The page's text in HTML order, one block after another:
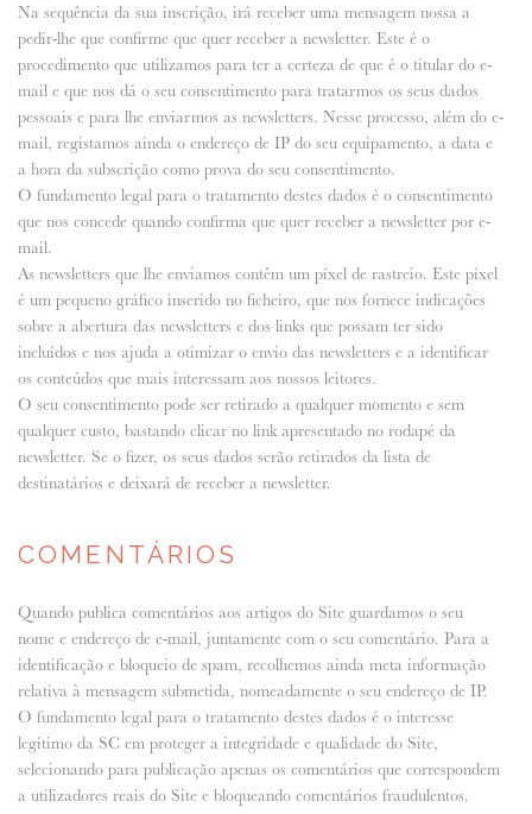
Na sequência da sua inscrição, irá receber uma mensagem nossa a
pedir-lhe que confirme que quer receber a newsletter. Este é o
procedimento que utilizamos para ter a certeza de que é o titular do e-
mail e que nos dá o seu consentimento para tratarmos os seus dados
pessoais e para lhe enviarmos as newsletters. Nesse processo, além do e-
mail, registamos ainda o endereço de IP do seu equipamento, a data e
a hora da subscrição como prova do seu consentimento.
O fundamento legal para o tratamento destes dados é o consentimento
que nos concede quando confirma que quer receber a newsletter por e-
mail.
As newsletters que lhe enviamos contêm um píxel de rastreio. Este píxel
é um pequeno gráfico inserido no ficheiro, que nos fornece indicações
sobre a abertura das newsletters e dos links que possam ter sido
incluídos e nos ajuda a otimizar o envio das newsletters e a identificar
os conteúdos que mais interessam aos nossos leitores.
O seu consentimento pode ser retirado a qualquer momento e sem
qualquer custo, bastando clicar no link apresentado no rodapé da
newsletter. Se o fizer, os seus dados serão retirados da lista de
destinatários e deixará de receber a newsletter.
COMENTÁRIOS
Quando publica comentários aos artigos do Site guardamos o seu
nome e endereço de e-mail, juntamente com o seu comentário. Para a
identificação e bloqueio de spam, recolhemos ainda meta informação
relativa à mensagem submetida, nomeadamente o seu endereço de IP.
O fundamento legal para o tratamento destes dados é o interesse
legítimo da SC em proteger a integridade e qualidade do Site,
selecionando para publicação apenas os comentários que correspondem
a utilizadores reais do Site e bloqueando comentários fraudulentos.